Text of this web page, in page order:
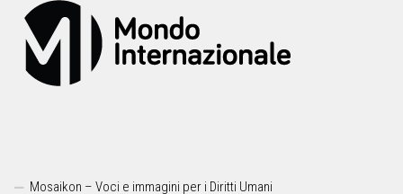
Mosaikon – Voci e immagini per i Diritti Umani